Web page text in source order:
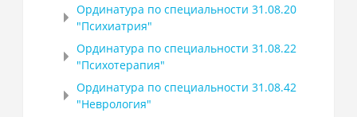
Ординатура по специальности 31.08.20
"Психиатрия"
Ординатура по специальности 31.08.22
"Психотерапия"
Ординатура по специальности 31.08.42
"Неврология"